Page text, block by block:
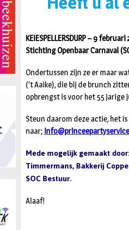
KEIESPELLERSDURP – 9
Stichting Openbaar Carnaval
Ondertussen zijn ze er maar
(‘t Aaike), die bij de brunch
opbrengst is voor het 55 jarige
Steun daarom deze actie, het
naar;
Mede mogelijk gemaakt
Timmermans, Bakkerij
SOC Bestuur.
Alaaf!